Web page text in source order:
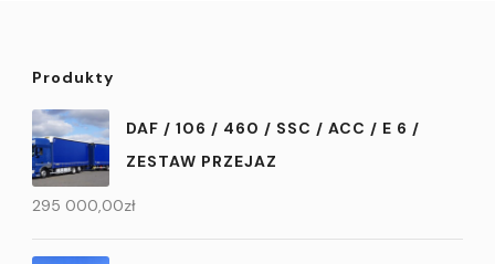
Produkty
DAF / 106 / 460 / SSC / ACC / E 6 /
ZESTAW PRZEJAZ
295 000,00zł